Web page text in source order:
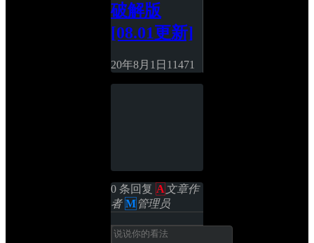
破解版
[08.01更新]
20年8月1日 11471
0 条回复 A 文章作
者 M 管理员